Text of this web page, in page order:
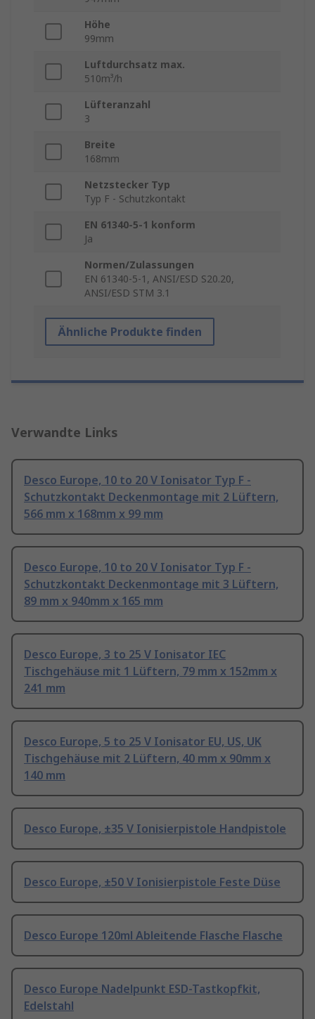
Höhe
99mm
Luftdurchsatz max.
510m³/h
Lüfteranzahl
3
Breite
168mm
Netzstecker Typ
Typ F - Schutzkontakt
EN 61340-5-1 konform
Ja
Normen/Zulassungen
EN 61340-5-1, ANSI/ESD S20.20,
ANSI/ESD STM 3.1
Ähnliche Produkte finden
Verwandte Links
Desco Europe, 10 to 20 V Ionisator Typ F -
Schutzkontakt Deckenmontage mit 2 Lüftern,
566 mm x 168mm x 99 mm
Desco Europe, 10 to 20 V Ionisator Typ F -
Schutzkontakt Deckenmontage mit 3 Lüftern,
89 mm x 940mm x 165 mm
Desco Europe, 3 to 25 V Ionisator IEC
Tischgehäuse mit 1 Lüftern, 79 mm x 152mm x
241 mm
Desco Europe, 5 to 25 V Ionisator EU, US, UK
Tischgehäuse mit 2 Lüftern, 40 mm x 90mm x
140 mm
Desco Europe, ±35 V Ionisierpistole Handpistole
Desco Europe, ±50 V Ionisierpistole Feste Düse
Desco Europe 120ml Ableitende Flasche Flasche
Desco Europe Nadelpunkt ESD-Tastkopfkit,
Edelstahl